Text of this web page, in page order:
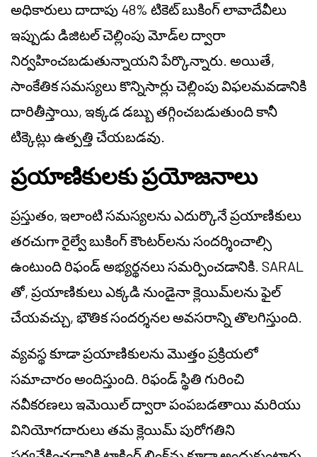
అధికారులు దాదాపు 48% టికెట్ బుకింగ్ లావాదేవీలు
ఇప్పుడు డిజిటల్ చెల్లింపు మోడ్‌ల ద్వారా
నిర్వహించబడుతున్నాయని పేర్కొన్నారు. అయితే,
సాంకేతిక సమస్యలు కొన్నిసార్లు చెల్లింపు విఫలమవడానికి
దారితీస్తాయి, ఇక్కడ డబ్బు తగ్గించబడుతుంది కానీ
టిక్కెట్లు ఉత్పత్తి చేయబడవు.
ప్రయాణికులకు ప్రయోజనాలు
ప్రస్తుతం, ఇలాంటి సమస్యలను ఎదుర్కొనే ప్రయాణికులు
తరచుగా రైల్వే బుకింగ్ కౌంటర్‌లను సందర్శించాల్సి
ఉంటుంది రిఫండ్ అభ్యర్థనలు సమర్పించడానికి. SARAL
తో, ప్రయాణికులు ఎక్కడి నుండైనా క్లెయిమ్‌లను ఫైల్
చేయవచ్చు, భౌతిక సందర్శనల అవసరాన్ని తొలగిస్తుంది.
వ్యవస్థ కూడా ప్రయాణికులను మొత్తం ప్రక్రియలో
సమాచారం అందిస్తుంది. రిఫండ్ స్థితి గురించి
నవీకరణలు ఇమెయిల్ ద్వారా పంపబడతాయి మరియు
వినియోగదారులు తమ క్లెయిమ్ పురోగతిని